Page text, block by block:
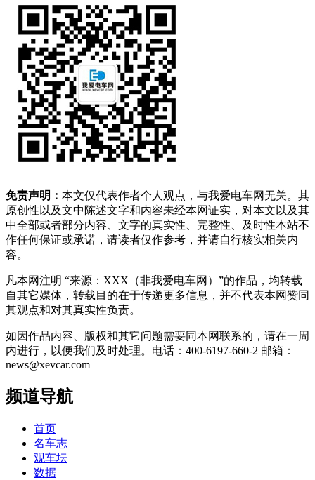
免责声明： 本文仅代表作者个人观点，与我爱电车网无关。其
原创性以及文中陈述文字和内容未经本网证实，对本文以及其
中全部或者部分内容、文字的真实性、完整性、及时性本站不
作任何保证或承诺，请读者仅作参考，并请自行核实相关内
容。
凡本网注明 “来源：XXX（非我爱电车网）”的作品，均转载
自其它媒体，转载目的在于传递更多信息，并不代表本网赞同
其观点和对其真实性负责。
如因作品内容、版权和其它问题需要同本网联系的，请在一周
内进行，以便我们及时处理。电话：400-6197-660-2 邮箱：
news@xevcar.com
频道导航
首页
名车志
观车坛
数据